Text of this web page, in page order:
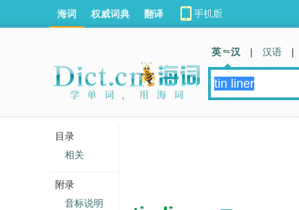
海词 权威词典 翻译
英 汉 | 汉语 |
目录
相关
附录
音标说明